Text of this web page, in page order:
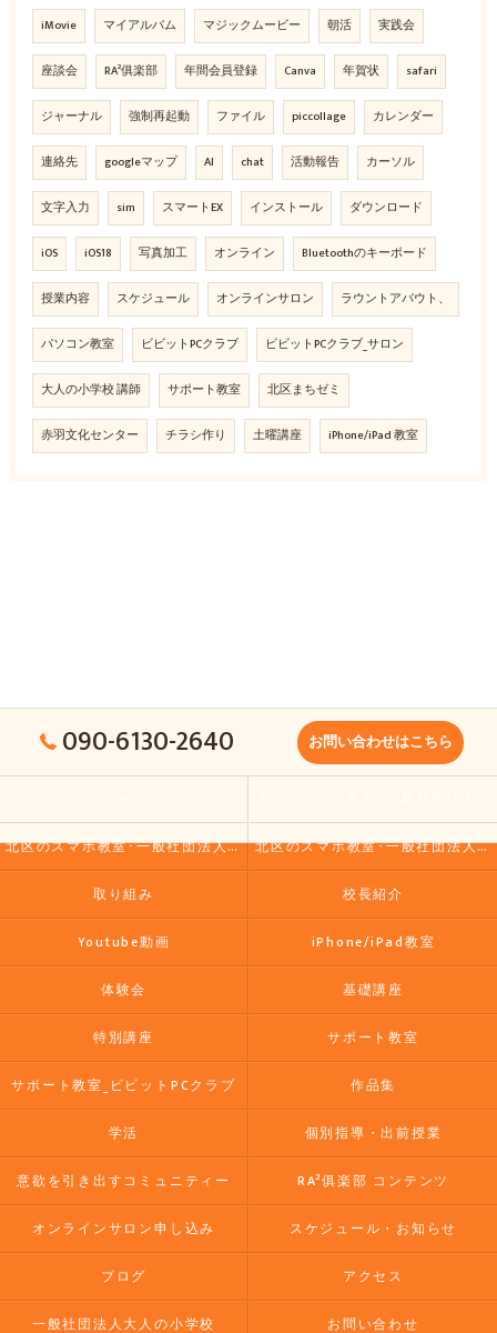
iMovie マイアルバム マジックムービー 朝活 実践会
座談会 RA²俱楽部 年間会員登録 Canva 年賀状 safari
ジャーナル 強制再起動 ファイル piccollage カレンダー
連絡先 googleマップ AI chat 活動報告 カーソル
文字入力 sim スマートEX インストール ダウンロード
iOS iOS18 写真加工 オンライン Bluetoothのキーボード
授業内容 スケジュール オンラインサロン ラウントアバウト、
パソコン教室 ビビットPCクラブ ビビットPCクラブ_サロン
大人の小学校 講師 サポート教室 北区まちゼミ
赤羽文化センター チラシ作り 土曜講座 iPhone/iPad 教室
090-6130-2640 お問い合わせはこちら
北区のスマホ教室･一般社団法人大人の小学校の評判 北区のスマホ教室･一般社団法人大人の小学校のお客様の声
取り組み 校長紹介
Youtube動画 iPhone/iPad教室
体験会 基礎講座
特別講座 サポート教室
サポート教室_ビビットPCクラブ 作品集
学活 個別指導・出前授業
意欲を引き出すコミュニティー RA²俱楽部 コンテンツ
オンラインサロン申し込み スケジュール・お知らせ
ブログ アクセス
一般社団法人大人の小学校 お問い合わせ